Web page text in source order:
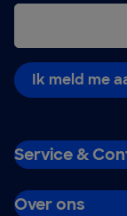
Ik meld me
Service &
Over ons